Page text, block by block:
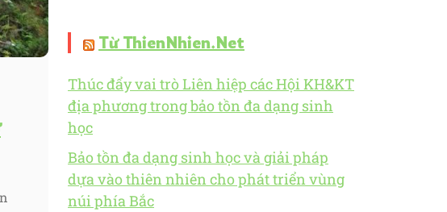
Từ ThienNhien.Net
Thúc đẩy vai trò Liên hiệp các Hội KH&KT
địa phương trong bảo tồn đa dạng sinh
học
Bảo tồn đa dạng sinh học và giải pháp
dựa vào thiên nhiên cho phát triển vùng
núi phía Bắc